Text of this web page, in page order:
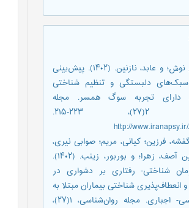
ابراهیمی، گل نوش؛ و عابد، نازنین. (۱۴۰۲). پیش‌بینی
سبک‌های دلبستگی و تنظیم شناختی
دارای تجربه سوگ همسر. مجله
روان‌شناسی، ۲(۲۷)، ۲۲۳-۲۱۵.
http://
فرزین؛ کیانی، مریم؛ صوابی نیری،
وحید؛ نخستین آصف، زهرا؛ و بوربور، زینب. (۱۴۰۲).
شناختی- رفتاری بر دشواری در
انعطاف‌‌پذیری شناختی بیماران مبتلا به
اختلال وسواسی- اجباری. مجله روان‌شناسی، ۱(۲۷)،